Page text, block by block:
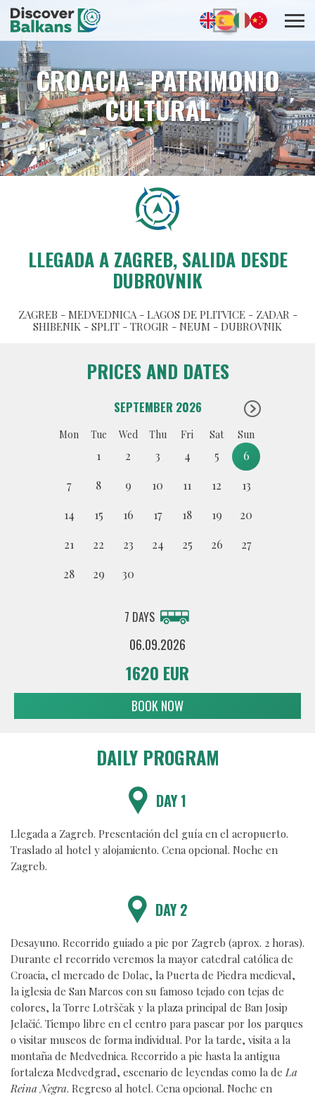
CROACIA - PATRIMONIO
CULTURAL
LLEGADA A ZAGREB, SALIDA DESDE
DUBROVNIK
ZAGREB - MEDVEDNICA - LAGOS DE PLITVICE - ZADAR -
SHIBENIK - SPLIT - TROGIR - NEUM - DUBROVNIK
PRICES AND DATES
SEPTEMBER 2026
Mon Tue Wed Thu Fri Sat Sun
1 2 3 4 5
6
7
8 9 10 11 12
13
14
15 16 17 18 19
20
21
22 23 24 25 26
27
28
29 30
7 DAYS
06.09.2026
1620 EUR
BOOK NOW
DAILY PROGRAM
DAY 1
Llegada a Zagreb. Presentación del guía en el aeropuerto.
Traslado al hotel y alojamiento. Cena opcional. Noche en
Zagreb.
DAY 2
Desayuno. Recorrido guiado a pie por Zagreb (aprox. 2 horas).
Durante el recorrido veremos la mayor catedral católica de
Croacia, el mercado de Dolac, la Puerta de Piedra medieval,
la iglesia de San Marcos con su famoso tejado con tejas de
colores, la Torre Lotrščak y la plaza principal de Ban Josip
Jelačić. Tiempo libre en el centro para pasear por los parques
o visitar museos de forma individual. Por la tarde, visita a la
montaña de Medvednica. Recorrido a pie hasta la antigua
fortaleza Medvedgrad, escenario de leyendas como la de La
Reina Negra. Regreso al hotel. Cena opcional. Noche en